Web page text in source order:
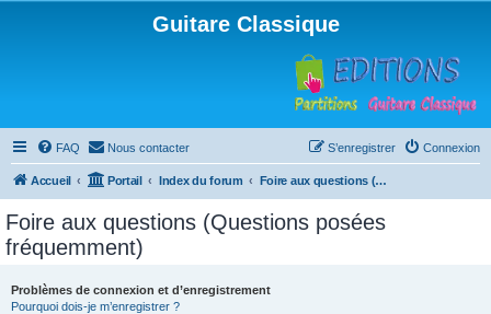
Guitare Classique
FAQ Nous contacter Connexion
S’enregistrer
Accueil Portail Index du forum Foire aux questions (Questions posées fréquemment)
Foire aux questions (Questions posées
fréquemment)
Problèmes de connexion et d’enregistrement
Pourquoi dois-je m’enregistrer ?